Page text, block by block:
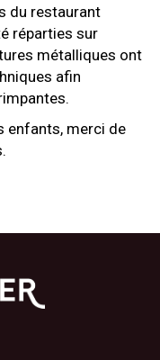
du restaurant
réparties sur
métalliques ont
afin
enfants, merci de